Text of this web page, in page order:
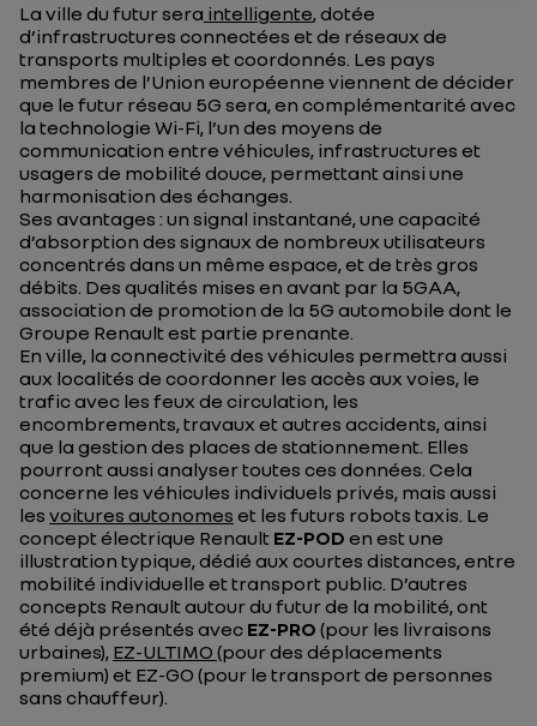
La ville du futur sera intelligente, dotée
d’infrastructures connectées et de réseaux de
transports multiples et coordonnés. Les pays
membres de l’Union européenne viennent de décider
que le futur réseau 5G sera, en complémentarité avec
la technologie Wi-Fi, l’un des moyens de
communication entre véhicules, infrastructures et
usagers de mobilité douce, permettant ainsi une
harmonisation des échanges.
Ses avantages : un signal instantané, une capacité
d’absorption des signaux de nombreux utilisateurs
concentrés dans un même espace, et de très gros
débits. Des qualités mises en avant par la 5GAA,
association de promotion de la 5G automobile dont le
Groupe Renault est partie prenante.
En ville, la connectivité des véhicules permettra aussi
aux localités de coordonner les accès aux voies, le
trafic avec les feux de circulation, les
encombrements, travaux et autres accidents, ainsi
que la gestion des places de stationnement. Elles
pourront aussi analyser toutes ces données. Cela
concerne les véhicules individuels privés, mais aussi
les voitures autonomes et les futurs robots taxis. Le
concept électrique Renault EZ-POD en est une
illustration typique, dédié aux courtes distances, entre
mobilité individuelle et transport public. D’autres
concepts Renault autour du futur de la mobilité, ont
été déjà présentés avec EZ-PRO (pour les livraisons
urbaines), EZ-ULTIMO (pour des déplacements
premium) et EZ-GO (pour le transport de personnes
sans chauffeur).